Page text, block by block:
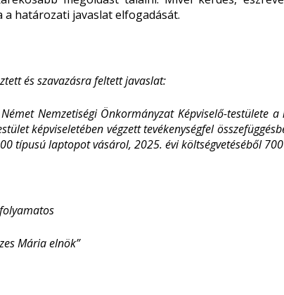
a határozati javaslat elfogadását.
és szavazásra feltett javaslat:
Nemzetiségi Önkormányzat Képviselő-testülete
képviseletében végzett tevékenységfel
típusú laptopot vásárol, 2025. évi költségvetéséből
folyamatos
Mária elnök”